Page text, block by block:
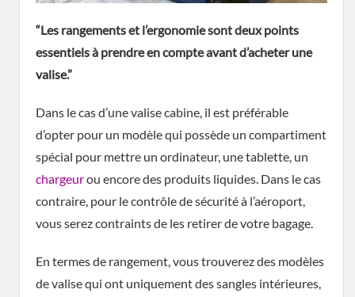
“Les rangements et l’ergonomie sont deux points
essentiels à prendre en compte avant d’acheter une
valise.”
Dans le cas d’une valise cabine, il est préférable
d’opter pour un modèle qui possède un compartiment
spécial pour mettre un ordinateur, une tablette, un
chargeurou encore des produits liquides. Dans le cas
contraire, pour le contrôle de sécurité à l’aéroport,
vous serez contraints de les retirer de votre bagage.
En termes de rangement, vous trouverez des modèles
de valise qui ont uniquement des sangles intérieures,